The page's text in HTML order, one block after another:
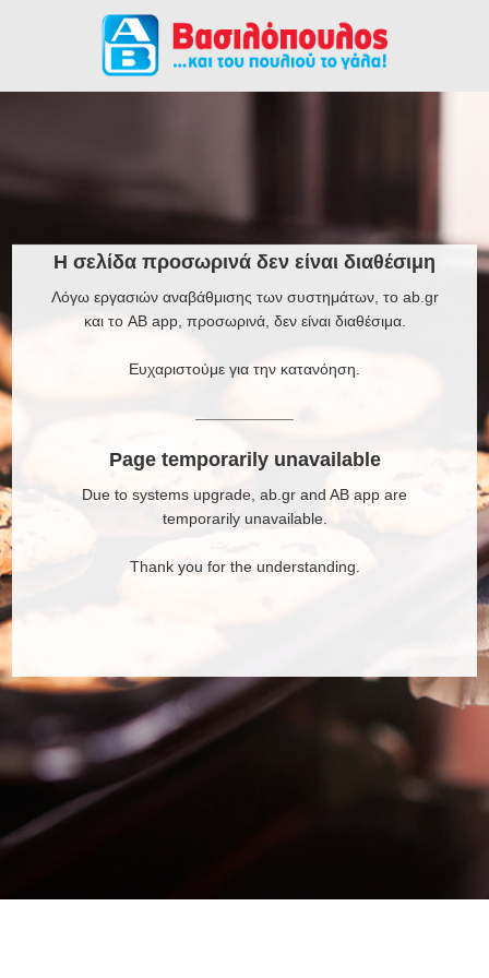
Η σελίδα προσωρινά δεν είναι διαθέσιμη
Λόγω εργασιών αναβάθμισης των συστημάτων, το ab.gr
και το AB app, προσωρινά, δεν είναι διαθέσιμα.
Ευχαριστούμε για την κατανόηση.
Page temporarily unavailable
Due to systems upgrade, ab.gr and AB app are
temporarily unavailable.
Thank you for the understanding.